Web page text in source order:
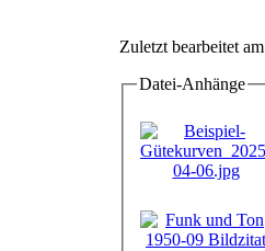
Zuletzt bearbeitet
Datei-Anhänge